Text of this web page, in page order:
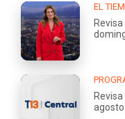
EL
agosto